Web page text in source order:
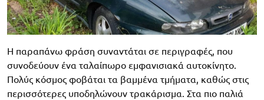
Η παραπάνω φράση συναντάται σε περιγραφές, που
συνοδεύουν ένα ταλαίπωρο εμφανισιακά αυτοκίνητο.
Πολύς κόσμος φοβάται τα βαμμένα τμήματα, καθώς στις
περισσότερες υποδηλώνουν τρακάρισμα. Στα πιο παλιά